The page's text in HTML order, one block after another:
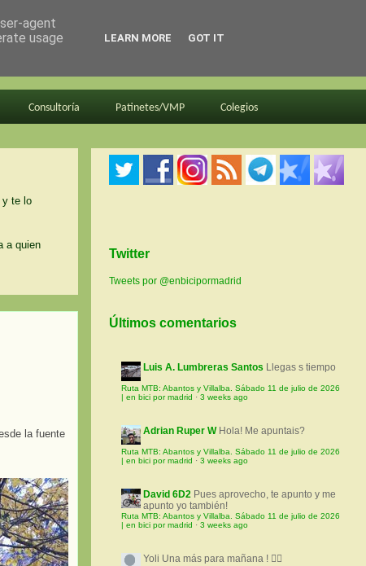
Consultoría Patinetes/VMP Colegios
y te lo
a quien
la fuente
Twitter
Tweets por @enbicipormadrid
Últimos comentarios
Luis A. Lumbreras Santos Llegas s tiempo
Ruta MTB: Abantos y Villalba. Sábado 11 de julio de 2026
| en bici por madrid · 3 weeks ago
Adrian Ruper W Hola! Me apuntais?
Ruta MTB: Abantos y Villalba. Sábado 11 de julio de 2026
| en bici por madrid · 3 weeks ago
David 6D2 Pues aprovecho, te apunto y me
apunto yo también!
Ruta MTB: Abantos y Villalba. Sábado 11 de julio de 2026
| en bici por madrid · 3 weeks ago
Yoli Una más para mañana ! 🚵‍♀️
agent
usage
LEARN MORE GOT IT